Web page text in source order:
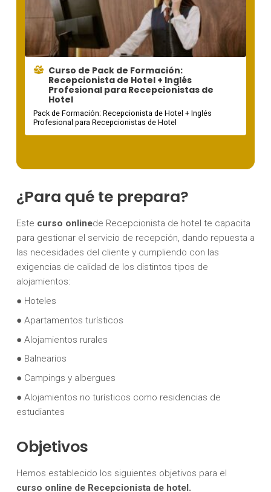
Curso de Pack de Formación:
Recepcionista de Hotel + Inglés
Profesional para Recepcionistas de
Hotel
Pack de Formación: Recepcionista de Hotel + Inglés
Profesional para Recepcionistas de Hotel
¿Para qué te prepara?
Este curso onlinede Recepcionista de hotel te capacita
para gestionar el servicio de recepción, dando repuesta a
las necesidades del cliente y cumpliendo con las
exigencias de calidad de los distintos tipos de
alojamientos:
● Hoteles
● Apartamentos turísticos
● Alojamientos rurales
● Balnearios
● Campings y albergues
● Alojamientos no turísticos como residencias de
estudiantes
Objetivos
Hemos establecido los siguientes objetivos para el
curso online de Recepcionista de hotel.